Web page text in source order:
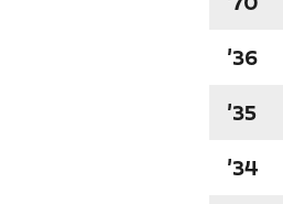
'70
'36
'35
'34